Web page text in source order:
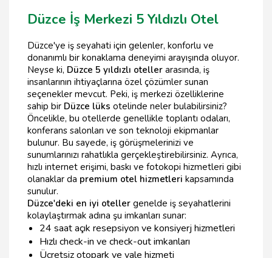
Düzce İş Merkezi 5 Yıldızlı Otel
Düzce'ye iş seyahati için gelenler, konforlu ve
donanımlı bir konaklama deneyimi arayışında oluyor.
Neyse ki, Düzce 5 yıldızlı oteller arasında, iş
insanlarının ihtiyaçlarına özel çözümler sunan
seçenekler mevcut. Peki, iş merkezi özelliklerine
sahip bir Düzce lüks otelinde neler bulabilirsiniz?
Öncelikle, bu otellerde genellikle toplantı odaları,
konferans salonları ve son teknoloji ekipmanlar
bulunur. Bu sayede, iş görüşmelerinizi ve
sunumlarınızı rahatlıkla gerçekleştirebilirsiniz. Ayrıca,
hızlı internet erişimi, baskı ve fotokopi hizmetleri gibi
olanaklar da premium otel hizmetleri kapsamında
sunulur.
Düzce'deki en iyi oteller genelde iş seyahatlerini
kolaylaştırmak adına şu imkanları sunar:
24 saat açık resepsiyon ve konsiyerj hizmetleri
Hızlı check-in ve check-out imkanları
Ücretsiz otopark ve vale hizmeti